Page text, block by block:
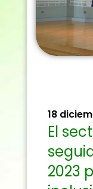
18
El
2023